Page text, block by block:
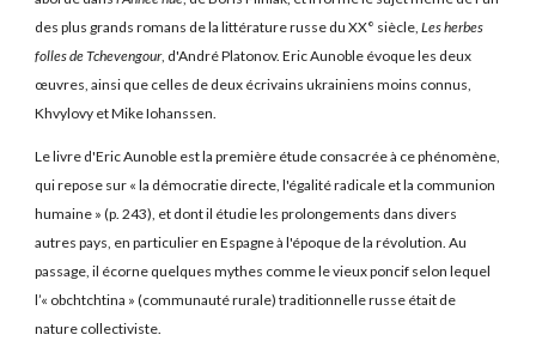
des plus grands romans de la littérature russe du XX° siècle,Les herbes
folles de Tchevengour, d'André Platonov. Eric Aunoble évoque les deux
œuvres, ainsi que celles de deux écrivains ukrainiens moins connus,
Khvylovy et Mike Iohanssen.
Le livre d'Eric Aunoble est la première étude consacrée à ce phénomène,
qui repose sur « la démocratie directe, l'égalité radicale et la communion
humaine » (p. 243), et dont il étudie les prolongements dans divers
autres pays, en particulier en Espagne à l'époque de la révolution. Au
passage, il écorne quelques mythes comme le vieux poncif selon lequel
l’« obchtchtina » (communauté rurale) traditionnelle russe était de
nature collectiviste.